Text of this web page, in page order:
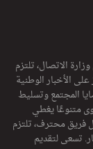
الاتصال، تلتزم
الأخبار الوطنية
المجتمع وتسليط
متنوعًا يغطي
فريق محترف، تلتزم
تسعى لتقديم